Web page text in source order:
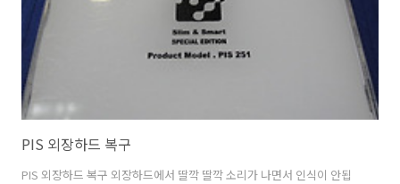
델이 많이 판매되었는..
PIS 외장하드 복구
PIS 외장하드 복구 외장하드에서 딸깍 딸깍 소리가 나면서 인식이 안됩